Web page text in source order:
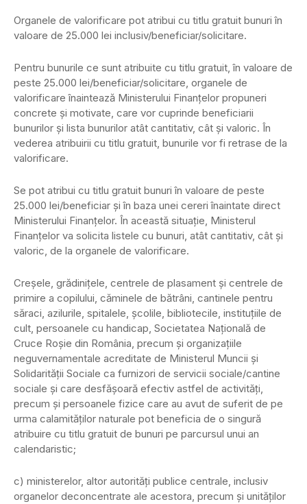
Organele de valorificare pot atribui cu titlu gratuit bunuri în
valoare de 25.000 lei inclusiv/beneficiar/solicitare.
Pentru bunurile ce sunt atribuite cu titlu gratuit, în valoare de
peste 25.000 lei/beneficiar/solicitare, organele de
valorificare înaintează Ministerului Finanţelor propuneri
concrete şi motivate, care vor cuprinde beneficiarii
bunurilor şi lista bunurilor atât cantitativ, cât şi valoric. În
vederea atribuirii cu titlu gratuit, bunurile vor fi retrase de la
valorificare.
Se pot atribui cu titlu gratuit bunuri în valoare de peste
25.000 lei/beneficiar şi în baza unei cereri înaintate direct
Ministerului Finanţelor. În această situaţie, Ministerul
Finanţelor va solicita listele cu bunuri, atât cantitativ, cât şi
valoric, de la organele de valorificare.
Creşele, grădiniţele, centrele de plasament şi centrele de
primire a copilului, căminele de bătrâni, cantinele pentru
săraci, azilurile, spitalele, şcolile, bibliotecile, instituţiile de
cult, persoanele cu handicap, Societatea Naţională de
Cruce Roşie din România, precum şi organizaţiile
neguvernamentale acreditate de Ministerul Muncii şi
Solidarităţii Sociale ca furnizori de servicii sociale/cantine
sociale şi care desfăşoară efectiv astfel de activităţi,
precum şi persoanele fizice care au avut de suferit de pe
urma calamităţilor naturale pot beneficia de o singură
atribuire cu titlu gratuit de bunuri pe parcursul unui an
calendaristic;
c) ministerelor, altor autorităţi publice centrale, inclusiv
organelor deconcentrate ale acestora, precum şi unităţilor